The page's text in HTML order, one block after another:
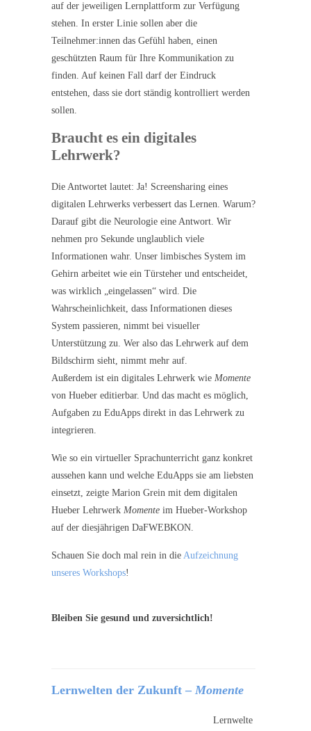
auf der jeweiligen Lernplattform zur Verfügung
stehen. In erster Linie sollen aber die
Teilnehmer:innen das Gefühl haben, einen
geschützten Raum für Ihre Kommunikation zu
finden. Auf keinen Fall darf der Eindruck
entstehen, dass sie dort ständig kontrolliert werden
sollen.
Braucht es ein digitales
Lehrwerk?
Die Antwortet lautet: Ja! Screensharing eines
digitalen Lehrwerks verbessert das Lernen. Warum?
Darauf gibt die Neurologie eine Antwort. Wir
nehmen pro Sekunde unglaublich viele
Informationen wahr. Unser limbisches System im
Gehirn arbeitet wie ein Türsteher und entscheidet,
was wirklich „eingelassen“ wird. Die
Wahrscheinlichkeit, dass Informationen dieses
System passieren, nimmt bei visueller
Unterstützung zu. Wer also das Lehrwerk auf dem
Bildschirm sieht, nimmt mehr auf.
Außerdem ist ein digitales Lehrwerk wie Momente
von Hueber editierbar. Und das macht es möglich,
Aufgaben zu EduApps direkt in das Lehrwerk zu
integrieren.
Wie so ein virtueller Sprachunterricht ganz konkret
aussehen kann und welche EduApps sie am liebsten
einsetzt, zeigte Marion Grein mit dem digitalen
Hueber Lehrwerk Momente im Hueber-Workshop
auf der diesjährigen DaFWEBKON.
Schauen Sie doch mal rein in die Aufzeichnung
unseres Workshops!
Bleiben Sie gesund und zuversichtlich!
Lernwelten der Zukunft – Momente
Lernwelte